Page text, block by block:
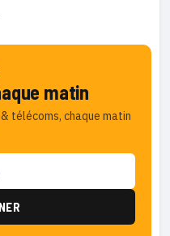
matin
télécoms, chaque matin